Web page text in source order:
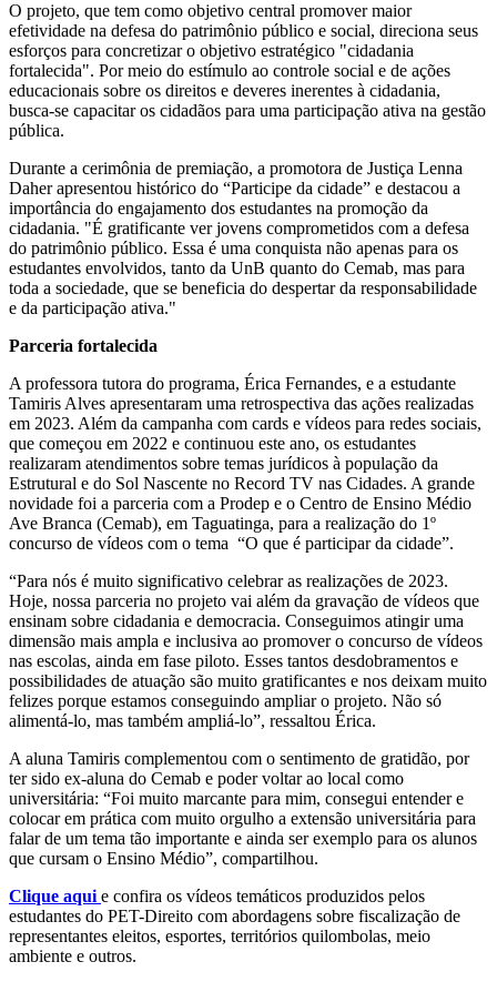
O projeto, que tem como objetivo central promover maior
efetividade na defesa do patrimônio público e social, direciona seus
esforços para concretizar o objetivo estratégico "cidadania
fortalecida". Por meio do estímulo ao controle social e de ações
educacionais sobre os direitos e deveres inerentes à cidadania,
busca-se capacitar os cidadãos para uma participação ativa na gestão
pública.
Durante a cerimônia de premiação, a promotora de Justiça Lenna
Daher apresentou histórico do “Participe da cidade” e destacou a
importância do engajamento dos estudantes na promoção da
cidadania. "É gratificante ver jovens comprometidos com a defesa
do patrimônio público. Essa é uma conquista não apenas para os
estudantes envolvidos, tanto da UnB quanto do Cemab, mas para
toda a sociedade, que se beneficia do despertar da responsabilidade
e da participação ativa."
Parceria fortalecida
A professora tutora do programa, Érica Fernandes, e a estudante
Tamiris Alves apresentaram uma retrospectiva das ações realizadas
em 2023. Além da campanha com cards e vídeos para redes sociais,
que começou em 2022 e continuou este ano, os estudantes
realizaram atendimentos sobre temas jurídicos à população da
Estrutural e do Sol Nascente no Record TV nas Cidades. A grande
novidade foi a parceria com a Prodep e o Centro de Ensino Médio
Ave Branca (Cemab), em Taguatinga, para a realização do 1º
concurso de vídeos com o tema “O que é participar da cidade”.
“Para nós é muito significativo celebrar as realizações de 2023.
Hoje, nossa parceria no projeto vai além da gravação de vídeos que
ensinam sobre cidadania e democracia. Conseguimos atingir uma
dimensão mais ampla e inclusiva ao promover o concurso de vídeos
nas escolas, ainda em fase piloto. Esses tantos desdobramentos e
possibilidades de atuação são muito gratificantes e nos deixam muito
felizes porque estamos conseguindo ampliar o projeto. Não só
alimentá-lo, mas também ampliá-lo”, ressaltou Érica.
A aluna Tamiris complementou com o sentimento de gratidão, por
ter sido ex-aluna do Cemab e poder voltar ao local como
universitária: “Foi muito marcante para mim, consegui entender e
colocar em prática com muito orgulho a extensão universitária para
falar de um tema tão importante e ainda ser exemplo para os alunos
que cursam o Ensino Médio”, compartilhou.
Clique aqui e confira os vídeos temáticos produzidos pelos
estudantes do PET-Direito com abordagens sobre fiscalização de
representantes eleitos, esportes, territórios quilombolas, meio
ambiente e outros.